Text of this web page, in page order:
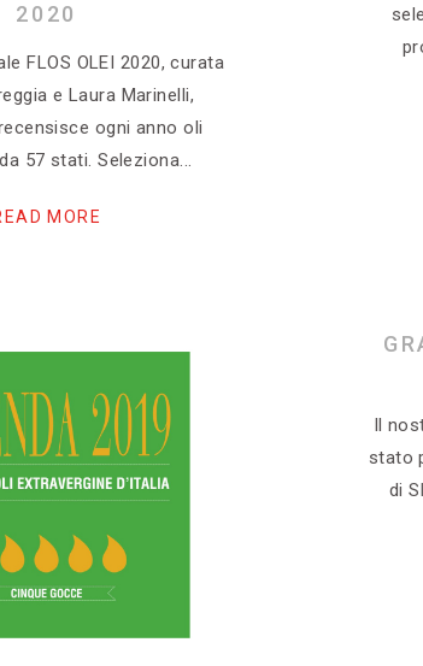
2020
FLOS OLEI 2020, curata
e Laura Marinelli,
ogni anno oli
57 stati. Seleziona
MORE
Il
stato
di